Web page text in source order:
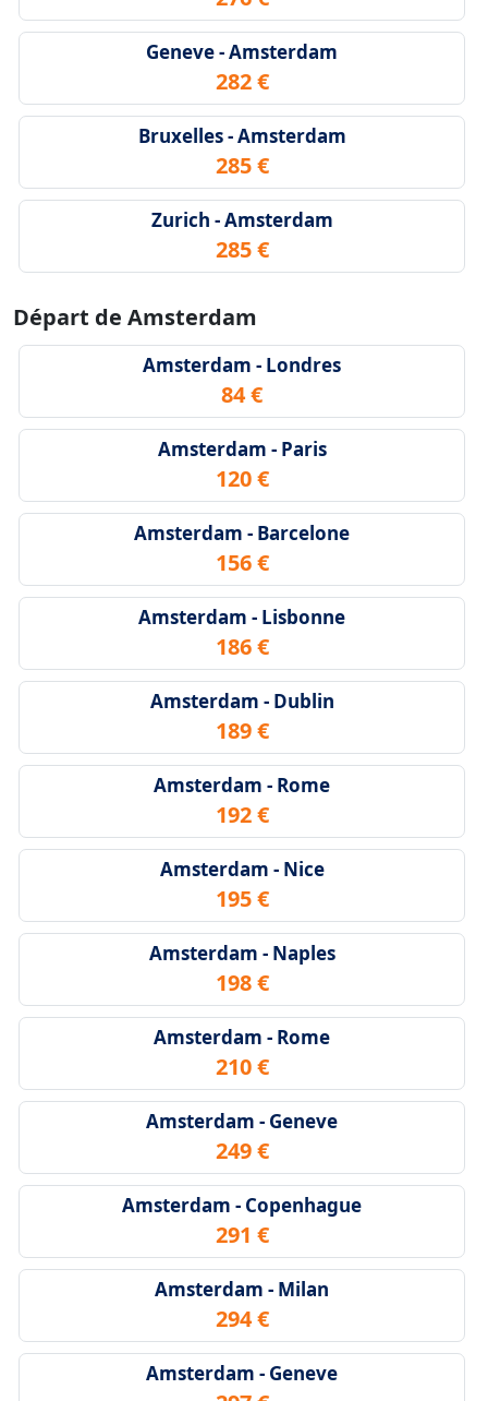
Geneve - Amsterdam
282 €
Bruxelles - Amsterdam
285 €
Zurich - Amsterdam
285 €
Départ de Amsterdam
Amsterdam - Londres
84 €
Amsterdam - Paris
120 €
Amsterdam - Barcelone
156 €
Amsterdam - Lisbonne
186 €
Amsterdam - Dublin
189 €
Amsterdam - Rome
192 €
Amsterdam - Nice
195 €
Amsterdam - Naples
198 €
Amsterdam - Rome
210 €
Amsterdam - Geneve
249 €
Amsterdam - Copenhague
291 €
Amsterdam - Milan
294 €
Amsterdam - Geneve